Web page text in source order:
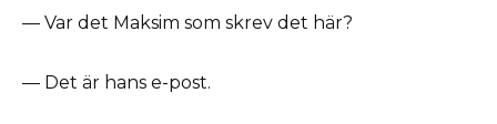
— Var det Maksim som skrev det här?
— Det är hans e-post.